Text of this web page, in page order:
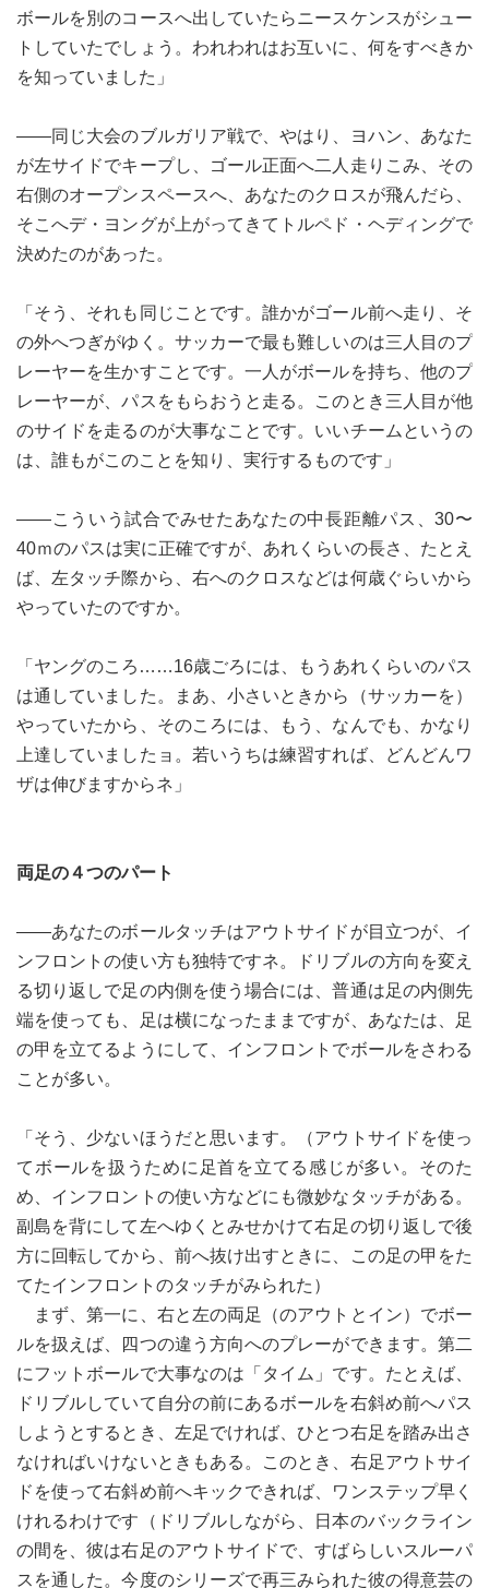
ボールを別のコースへ出していたらニースケンスがシュー
トしていたでしょう。われわれはお互いに、何をすべきか
を知っていました」
――同じ大会のブルガリア戦で、やはり、ヨハン、あなた
が左サイドでキープし、ゴール正面へ二人走りこみ、その
右側のオープンスペースへ、あなたのクロスが飛んだら、
そこへデ・ヨングが上がってきてトルペド・ヘディングで
決めたのがあった。
「そう、それも同じことです。誰かがゴール前へ走り、そ
の外へつぎがゆく。サッカーで最も難しいのは三人目のプ
レーヤーを生かすことです。一人がボールを持ち、他のプ
レーヤーが、パスをもらおうと走る。このとき三人目が他
のサイドを走るのが大事なことです。いいチームというの
は、誰もがこのことを知り、実行するものです」
――こういう試合でみせたあなたの中長距離パス、30〜
40ｍのパスは実に正確ですが、あれくらいの長さ、たとえ
ば、左タッチ際から、右へのクロスなどは何歳ぐらいから
やっていたのですか。
「ヤングのころ……16歳ごろには、もうあれくらいのパス
は通していました。まあ、小さいときから（サッカーを）
やっていたから、そのころには、もう、なんでも、かなり
上達していましたョ。若いうちは練習すれば、どんどんワ
ザは伸びますからネ」
両足の４つのパート
――あなたのボールタッチはアウトサイドが目立つが、イ
ンフロントの使い方も独特ですネ。ドリブルの方向を変え
る切り返しで足の内側を使う場合には、普通は足の内側先
端を使っても、足は横になったままですが、あなたは、足
の甲を立てるようにして、インフロントでボールをさわる
ことが多い。
「そう、少ないほうだと思います。（アウトサイドを使っ
てボールを扱うために足首を立てる感じが多い。そのた
め、インフロントの使い方などにも微妙なタッチがある。
副島を背にして左へゆくとみせかけて右足の切り返しで後
方に回転してから、前へ抜け出すときに、この足の甲をた
てたインフロントのタッチがみられた）
まず、第一に、右と左の両足（のアウトとイン）でボー
ルを扱えば、四つの違う方向へのプレーができます。第二
にフットボールで大事なのは「タイム」です。たとえば、
ドリブルしていて自分の前にあるボールを右斜め前へパス
しようとするとき、左足でければ、ひとつ右足を踏み出さ
なければいけないときもある。このとき、右足アウトサイ
ドを使って右斜め前へキックできれば、ワンステップ早く
けれるわけです（ドリブルしながら、日本のバックライン
の間を、彼は右足のアウトサイドで、すばらしいスルーパ
スを通した。今度のシリーズで再三みられた彼の得意芸の